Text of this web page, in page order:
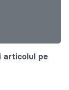
articolul pe